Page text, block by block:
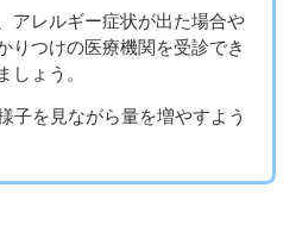
アレルギー症状が出た場合や
りつけの医療機関を受診でき
しょう。
子を見ながら量を増やすよう